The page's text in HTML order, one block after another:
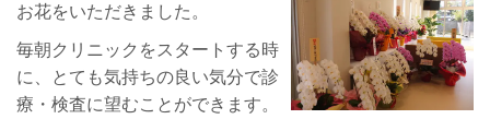
お花をいただきました。
毎朝クリニックをスタートする時
に、とても気持ちの良い気分で診
療・検査に望むことができます。